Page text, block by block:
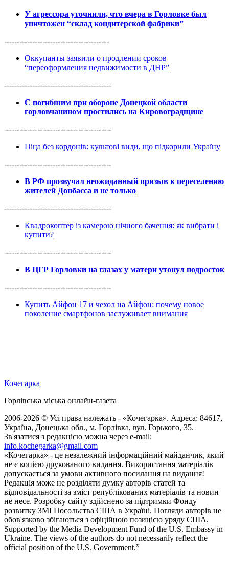
У агрессора уточнили, что вчера в Горловке был
уничтожен “склад кондитерской фабрики”
-----------------------------------------
Оккупанты заявили о продлении сроков
“переоформления недвижимости в ДНР”
------------------------------------------
С погибшим при обороне Донецкой области
горловчанином простились на Кировоградщине
------------------------------------------
Піца без кордонів: культові види, що підкорили Україну
------------------------------------------
В РФ прозвучал неожиданный призыв к переселению
жителей Донбасса и не только
------------------------------------------
Квадрокоптер із камерою нічного бачення: як вибрати і
купити?
------------------------------------------
В ЦГР Горловки на глазах у матери утонул подросток
------------------------------------------
Купить Айфон 17 и чехол на Айфон: почему новое
поколение смартфонов заслуживает внимания
Кочегарка
Горлівська міська онлайн-газета
2006-2026 © Усі права належать - «Кочегарка». Адреса: 84617,
Україна, Донецька обл., м. Горлівка, вул. Горького, 35.
Зв'язатися з редакцією можна через e-mail:
info.kochegarka@gmail.com
«Кочегарка» - це незалежний інформаційний майданчик, який
не є копією друкованого видання. Використання матеріалів
допускається за умови активного посилання на видання!
Редакція може не розділяти думку авторів статей та
відповідальності за зміст републікованих матеріалів та новин
не несе. Розробку сайту здійснено за підтримки Фонду
розвитку ЗМІ Посольства США в Україні. Погляди авторів не
обов'язково збігаються з офіційною позицією уряду США.
Supported by the Media Development Fund of the U.S. Embassy in
Ukraine. The views of the authors do not necessarily reflect the
official position of the U.S. Government.”